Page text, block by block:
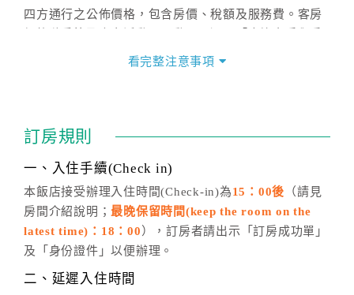
四方通行之公佈價格，包含房價、稅額及服務費。客房
價」之當日價格為標準。
話方式異動訂單。
※非客服時間之申辦異動，皆為次日計算及辦理。
五、客服時間
週一至週日，上午9:00～晚上6:00
六、聯絡方式
(07)9682715 。
看完整注意事項
訂房規則
一、入住手續(Check in)
本飯店接受辦理入住時間(Check-in)為15：00後 （請見
房間介紹說明；最晚保留時間(keep the room on the
latest time)：18：00 ），訂房者請出示「訂房成功單」
及「身份證件」以便辦理。
二、延遲入住時間